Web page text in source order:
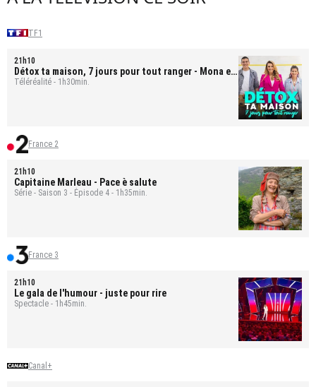
TF1
21h10
Détox ta maison, 7 jours pour tout ranger - Mona et
Bastien
Téléréalité - 1h30min.
France 2
21h10
Capitaine Marleau - Pace è salute
Série - Saison 3 - Épisode 4 - 1h35min.
France 3
21h10
Le gala de l'humour - juste pour rire
Spectacle - 1h45min.
Canal+